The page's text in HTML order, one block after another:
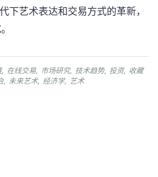
下艺术表达和交易方式的革新，
, 在线交易, 市场研究, 技术趋势, 投资, 收藏
, 未来艺术, 经济学, 艺术